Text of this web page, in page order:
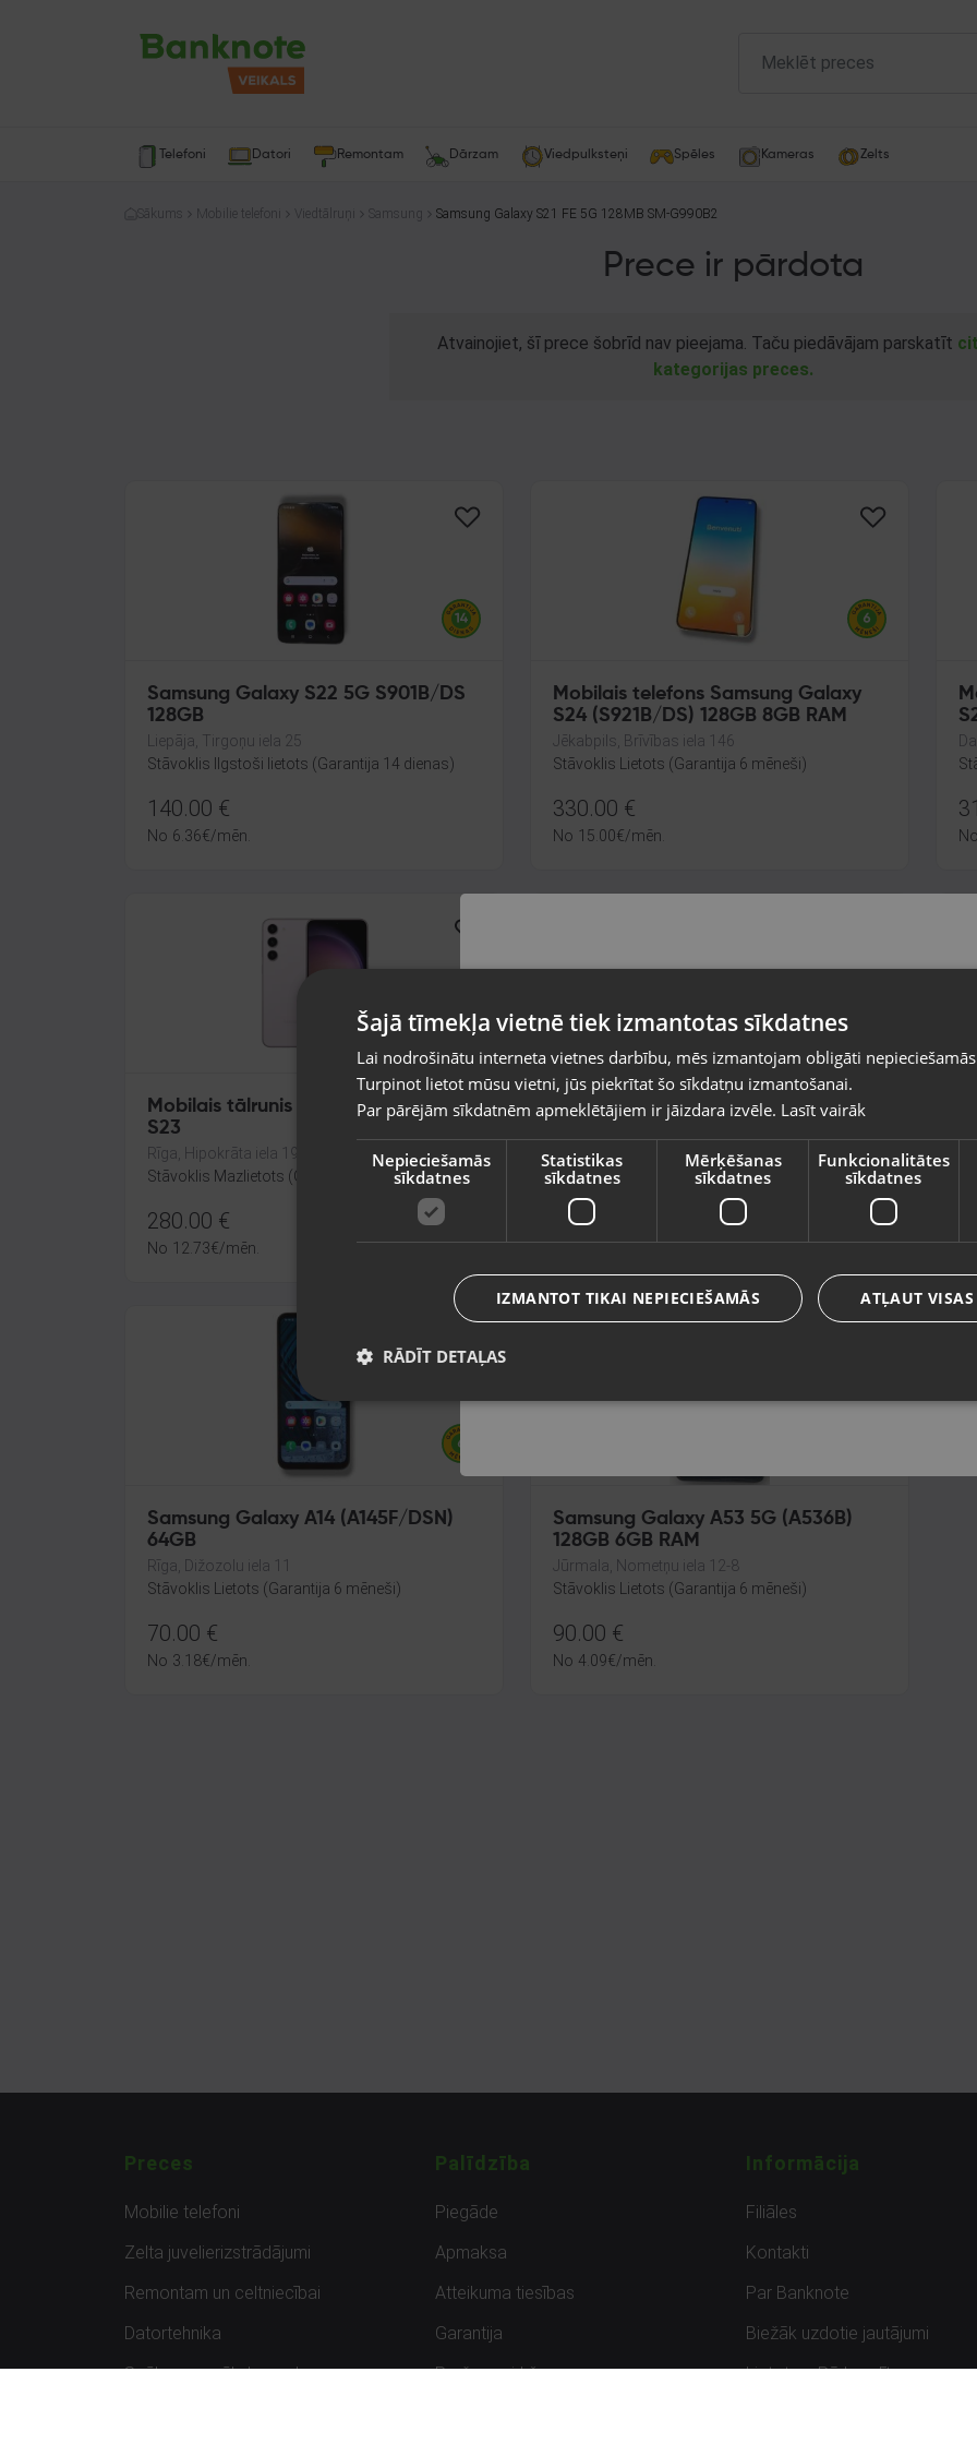
Telefoni Datori Remontam Dārzam Viedpulksteņi Spēles Kameras Zelts
Sākums Mobilie telefoni Viedtālruņi Samsung Samsung Galaxy S21 FE 5G 128MB SM-G990B2
Prece ir pārdota
Atvainojiet, šī prece šobrīd nav pieejama. Taču piedāvājam parskatīt
kategorijas preces.
Samsung Galaxy S22 5G S901B/DS
128GB
Liepāja, Tirgoņu iela 25
Stāvoklis Ilgstoši lietots (Garantija 14 dienas)
140.00 €
No 6.36€/mēn.
Mobilais telefons Samsung Galaxy
S24 (S921B/DS) 128GB 8GB RAM
Jēkabpils, Brīvības iela 146
Stāvoklis Lietots (Garantija 6 mēneši)
330.00 €
No 15.00€/mēn. No
Mobilais tālrunis - Samsung Galaxy
S23
Rīga, Hipokrāta iela 19a
Stāvoklis Mazlietots (Garantija 12 mēneši)
280.00 €
No 12.73€/mēn.
Samsung S25 FE (S731B) 256GB 8GB
Stāvoklis Lietots (Garantija 6 mēneši)
475.00
No 21.59€/mēn.
Samsung Galaxy A14 (A145F/DSN)
64GB
Rīga, Dižozolu iela 11
Stāvoklis Lietots (Garantija 6 mēneši)
70.00 €
No 3.18€/mēn.
Samsung Galaxy A53 5G (A536B)
128GB 6GB RAM
Jūrmala, Nometņu iela 12-8
Stāvoklis Lietots (Garantija 6 mēneši)
90.00 €
No 4.09€/mēn.
Preces
Mobilie telefoni
Zelta juvelierizstrādājumi
Remontam un celtniecībai
Datortehnika
Spēles un spēļu konsoles
Palīdzība
Piegāde
Apmaksa
Atteikuma tiesības
Garantija
Preču uzpirkšana
Informācija
Filiāles
Kontakti
Par Banknote
Biežāk uzdotie jautājumi
Lietots – Pārbaudīts
valsti
Vietnes saturs būs attēlots izvēlētajā valodā
Valsts
Valoda
Latviešu / Latvian
Šajā tīmekļa vietnē tiek izmantotas sīkdatnes
Lai nodrošinātu interneta vietnes darbību, mēs izmantojam obligāti
Turpinot lietot mūsu vietni, jūs piekrītat šo sīkdatņu izmantošanai.
Par pārējām sīkdatnēm apmeklētājiem ir jāizdara izvēle. Lasīt vairāk
Nepieciešamās
sīkdatnes
Statistikas
sīkdatnes
Mērķēšanas
sīkdatnes
Funkcionalitātes
sīkdatnes
ATĻAUT
IZMANTOT TIKAI NEPIECIEŠAMĀS
RĀDĪT DETAĻAS